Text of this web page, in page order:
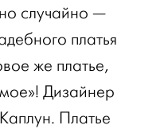
случайно —
платья
же платье,
Дизайнер
Платье